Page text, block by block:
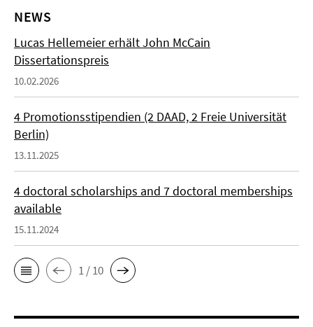
NEWS
Lucas Hellemeier erhält John McCain
Dissertationspreis
10.02.2026
4 Promotionsstipendien (2 DAAD, 2 Freie Universität
Berlin)
13.11.2025
4 doctoral scholarships and 7 doctoral memberships
available
15.11.2024
1 / 10